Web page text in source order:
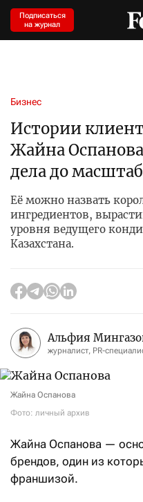
Подписаться
на журнал
Бизнес
Истории
Жайна
дела до
Её можно назвать
ингредиентов,
уровня ведущего
Казахстана.
Альфия
журналист, PR-
Жайна Оспанова
Фото: личный архив
Жайна Оспанова —
брендов, один из
франшизой.